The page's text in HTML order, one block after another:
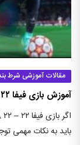
مقالات آموزشی شرط
آموزش بازی فیفا ۲۲ برای مبتدی‌ها
باید به نکات مهمی